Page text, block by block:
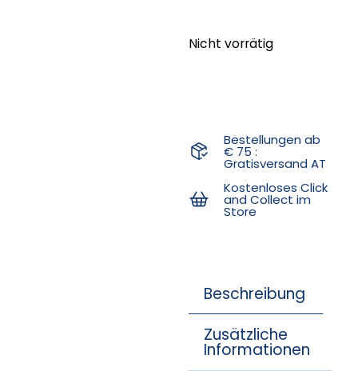
Nicht vorrätig
Bestellungen ab
€ 75 :
Gratisversand AT
Kostenloses Click
and Collect im
Store
Beschreibung
Zusätzliche
Informationen